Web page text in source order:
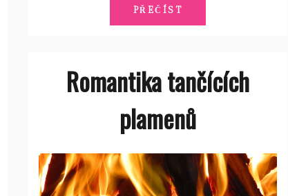
PŘEČÍST
Romantika tančících
plamenů